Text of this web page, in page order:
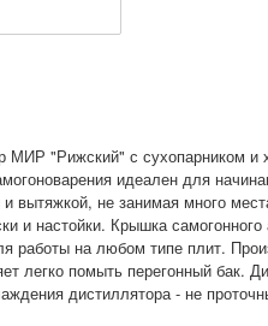
МИР "Рижский" с сухопарником и
идеален для
вытяжкой, не занимая много
и настойки. Крышка
работы на любом типе плит.
легко помыть перегонный бак.
дистиллятора - не